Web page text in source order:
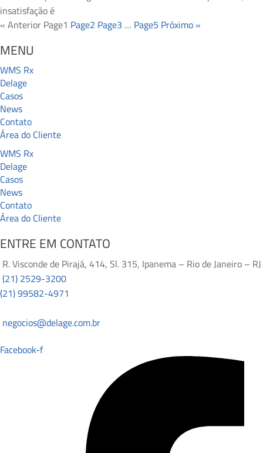
insatisfação é
« Anterior Page1 Page2 Page3 … Page5 Próximo »
MENU
WMS Rx
Delage
Casos
News
Contato
Área do Cliente
WMS Rx
Delage
Casos
News
Contato
Área do Cliente
ENTRE EM CONTATO
R. Visconde de Pirajá, 414, Sl. 315, Ipanema – Rio de Janeiro – RJ
(21) 2529-3200
(21) 99582-4971
negocios@delage.com.br
Facebook-f